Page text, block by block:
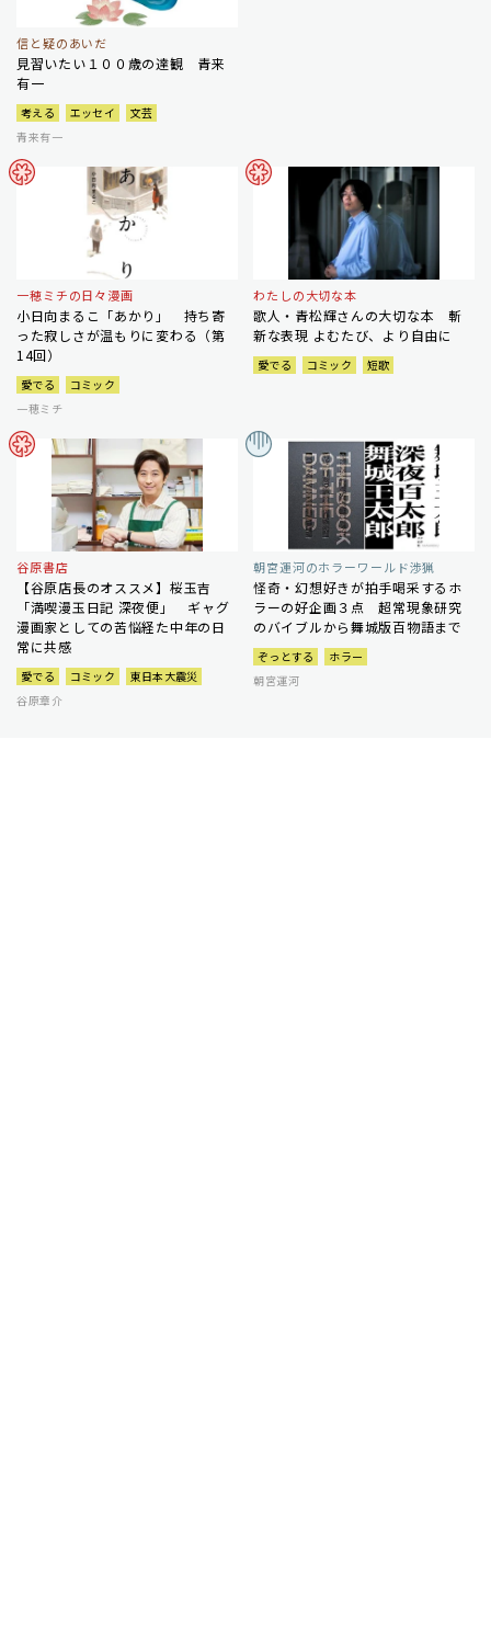
信と疑のあいだ
見習いたい１００歳の達観 青来
有一
考える エッセイ
文芸
青来有一
一穂ミチの日々漫画
小日向まるこ「あかり」 持ち寄
った寂しさが温もりに変わる（第
14回）
愛でる
コミック
一穂ミチ
わたしの大切な本
歌人・青松輝さんの大切な本 斬
新な表現 よむたび、より自由に
愛でる コミック 短歌
谷原書店
【谷原店長のオススメ】桜玉吉
「満喫漫玉日記 深夜便」 ギャグ
漫画家としての苦悩経た中年の日
常に共感
愛でる コミック
東日本大震災
谷原章介
朝宮運河のホラーワールド渉猟
怪奇・幻想好きが拍手喝采するホ
ラーの好企画３点 超常現象研究
のバイブルから舞城版百物語まで
ぞっとする
ホラー
朝宮運河